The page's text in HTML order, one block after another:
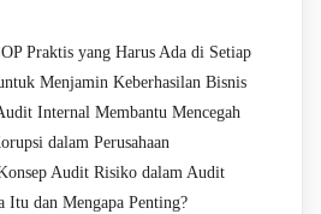
Praktis yang Harus Ada di Setiap
Menjamin Keberhasilan Bisnis
Internal Membantu Mencegah
dalam Perusahaan
Audit Risiko dalam Audit
Itu dan Mengapa Penting?